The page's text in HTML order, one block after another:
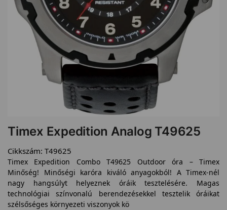
Timex Expedition Analog T49625
Cikkszám: T49625
Timex Expedition Combo T49625 Outdoor óra – Timex
Minőség! Minőségi karóra kiváló anyagokból! A Timex-nél
nagy hangsúlyt helyeznek óráik tesztelésére. Magas
technológiai színvonalú berendezésekkel tesztelik óráikat
szélsőséges környezeti viszonyok kö